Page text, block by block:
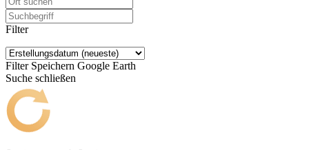
Filter
Filter Speichern Google Earth
Suche schließen